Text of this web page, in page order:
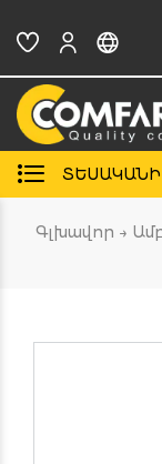
content
ՏԵՍԱԿԱՆԻ
Գլխավոր →